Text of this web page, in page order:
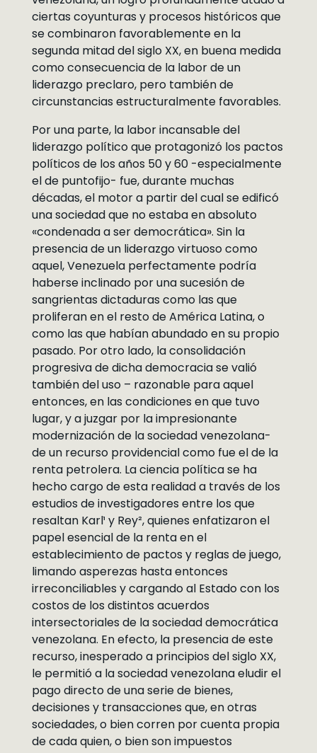
ciertas coyunturas y procesos históricos que
se combinaron favorablemente en la
segunda mitad del siglo XX, en buena medida
como consecuencia de la labor de un
liderazgo preclaro, pero también de
circunstancias estructuralmente favorables.
Por una parte, la labor incansable del
liderazgo político que protagonizó los pactos
políticos de los años 50 y 60 -especialmente
el de puntofijo- fue, durante muchas
décadas, el motor a partir del cual se edificó
una sociedad que no estaba en absoluto
«condenada a ser democrática». Sin la
presencia de un liderazgo virtuoso como
aquel, Venezuela perfectamente podría
haberse inclinado por una sucesión de
sangrientas dictaduras como las que
proliferan en el resto de América Latina, o
como las que habían abundado en su propio
pasado. Por otro lado, la consolidación
progresiva de dicha democracia se valió
también del uso – razonable para aquel
entonces, en las condiciones en que tuvo
lugar, y a juzgar por la impresionante
modernización de la sociedad venezolana-
de un recurso providencial como fue el de la
renta petrolera. La ciencia política se ha
hecho cargo de esta realidad a través de los
estudios de investigadores entre los que
resaltan Karl¹ y Rey², quienes enfatizaron el
papel esencial de la renta en el
establecimiento de pactos y reglas de juego,
limando asperezas hasta entonces
irreconciliables y cargando al Estado con los
costos de los distintos acuerdos
intersectoriales de la sociedad democrática
venezolana. En efecto, la presencia de este
recurso, inesperado a principios del siglo XX,
le permitió a la sociedad venezolana eludir el
pago directo de una serie de bienes,
decisiones y transacciones que, en otras
sociedades, o bien corren por cuenta propia
de cada quien, o bien son impuestos